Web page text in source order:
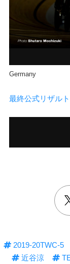
Germany
最終公式リザルト
2019-20TWC-5
近谷涼